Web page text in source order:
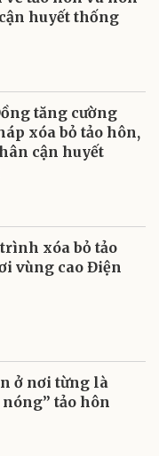
huyết thống
tăng cường
xóa bỏ tảo hôn,
cận huyết
xóa bỏ tảo
vùng cao Điện
ở nơi từng là
tảo hôn